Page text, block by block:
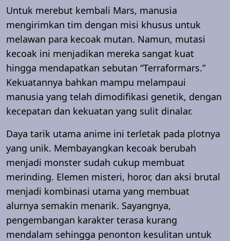
Untuk merebut kembali Mars, manusia
mengirimkan tim dengan misi khusus untuk
melawan para kecoak mutan. Namun, mutasi
kecoak ini menjadikan mereka sangat kuat
hingga mendapatkan sebutan “Terraformars.”
Kekuatannya bahkan mampu melampaui
manusia yang telah dimodifikasi genetik, dengan
kecepatan dan kekuatan yang sulit dinalar.
Daya tarik utama anime ini terletak pada plotnya
yang unik. Membayangkan kecoak berubah
menjadi monster sudah cukup membuat
merinding. Elemen misteri, horor, dan aksi brutal
menjadi kombinasi utama yang membuat
alurnya semakin menarik. Sayangnya,
pengembangan karakter terasa kurang
mendalam sehingga penonton kesulitan untuk